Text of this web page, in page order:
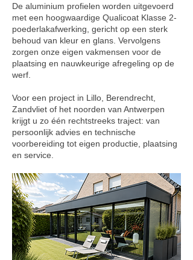
De aluminium profielen worden uitgevoerd
met een hoogwaardige Qualicoat Klasse 2-
poederlakafwerking, gericht op een sterk
behoud van kleur en glans. Vervolgens
zorgen onze eigen vakmensen voor de
plaatsing en nauwkeurige afregeling op de
werf.
Voor een project in Lillo, Berendrecht,
Zandvliet of het noorden van Antwerpen
krijgt u zo één rechtstreeks traject: van
persoonlijk advies en technische
voorbereiding tot eigen productie, plaatsing
en service.